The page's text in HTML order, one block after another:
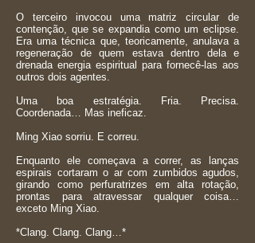
O terceiro invocou uma matriz circular de
contenção, que se expandia como um eclipse.
Era uma técnica que, teoricamente, anulava a
regeneração de quem estava dentro dela e
drenada energia espiritual para fornecê-las aos
outros dois agentes.
Uma boa estratégia. Fria. Precisa.
Coordenada… Mas ineficaz.
Ming Xiao sorriu. E correu.
Enquanto ele começava a correr, as lanças
espirais cortaram o ar com zumbidos agudos,
girando como perfuratrizes em alta rotação,
prontas para atravessar qualquer coisa…
exceto Ming Xiao.
*Clang. Clang. Clang…*